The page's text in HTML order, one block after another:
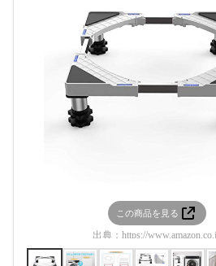
この商品を見る
出典： https://